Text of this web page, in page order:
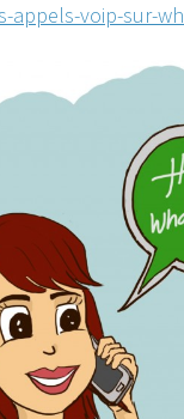
voip-sur-